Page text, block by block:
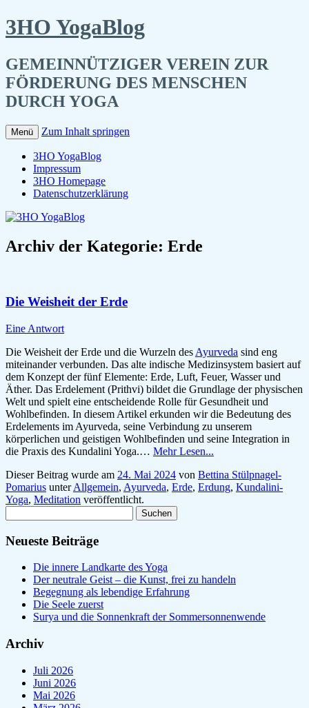
3HO YogaBlog
GEMEINNÜTZIGER VEREIN ZUR
FÖRDERUNG DES MENSCHEN
DURCH YOGA
Menü Zum Inhalt springen
3HO YogaBlog
Impressum
3HO Homepage
Datenschutzerklärung
Archiv der Kategorie: Erde
Die Weisheit der Erde
Eine Antwort
Die Weisheit der Erde und die Wurzeln des Ayurveda sind eng
miteinander verbunden. Das alte indische Medizinsystem basiert auf
dem Konzept der fünf Elemente: Erde, Luft, Feuer, Wasser und
Äther. Das Erdelement (Prithvi) bildet die Grundlage der physischen
Welt und spielt eine entscheidende Rolle für Gesundheit und
Wohlbefinden. In diesem Artikel erkunden wir die Bedeutung des
Erdelements im Ayurveda, seine Verbindung zu unserem
körperlichen und geistigen Wohlbefinden und seine Integration in
die Praxis des Kundalini Yoga.… Mehr Lesen...
Dieser Beitrag wurde am 24. Mai 2024 von Bettina Stülpnagel-
Pomarius unterAllgemein, Ayurveda, Erde, Erdung, Kundalini-
Yoga, Meditation veröffentlicht.
nach:
Neueste Beiträge
Die innere Landkarte des Yoga
Der neutrale Geist – die Kunst, frei zu handeln
Begegnung als lebendige Erfahrung
Die Seele zuerst
Surya und die Sonnenkraft der Sommersonnenwende
Archiv
Juli 2026
Juni 2026
Mai 2026